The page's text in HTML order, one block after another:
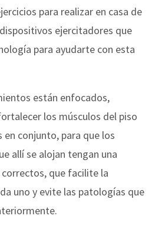
para realizar en casa de
ejercitadores que
para ayudarte con esta
están enfocados,
los músculos del piso
en conjunto, para que los
allí se alojan tengan una
que facilite la
uno y evite las patologías que